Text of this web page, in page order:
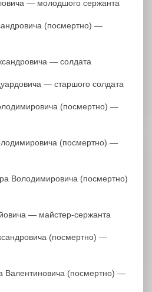
— молодшого сержанта
(посмертно) —
— солдата
— старшого солдата
(посмертно) —
(посмертно) —
Володимировича (посмертно)
— майстер-сержанта
(посмертно) —
(посмертно) —